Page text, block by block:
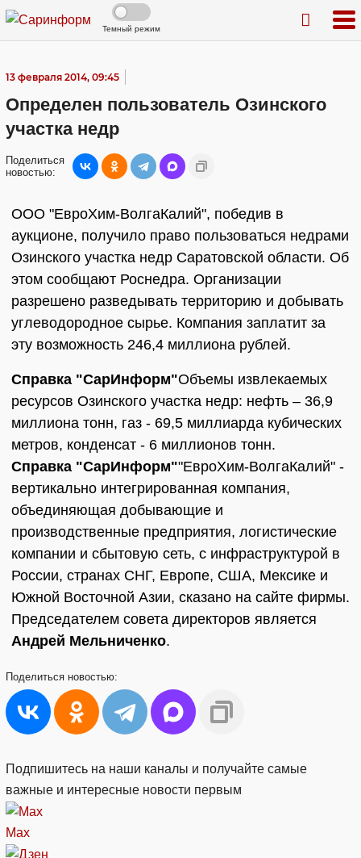
Темный режим
13 февраля 2014, 09:45
Определен пользователь Озинского
участка недр
Поделиться
новостью:
ООО "ЕвроХим-ВолгаКалий", победив в
аукционе, получило право пользоваться недрами
Озинского участка недр Саратовской области. Об
этом сообщают Роснедра. Организации
разрешено разведывать территорию и добывать
углеводородное сырье. Компания заплатит за
эту возможность 246,4 миллиона рублей.
Справка "СарИнформ"Объемы извлекаемых
ресурсов Озинского участка недр: нефть – 36,9
миллиона тонн, газ - 69,5 миллиарда кубических
метров, конденсат - 6 миллионов тонн.
Справка "СарИнформ""ЕвроХим-ВолгаКалий" -
вертикально интегрированная компания,
объединяющая добывающие и
производственные предприятия, логистические
компании и сбытовую сеть, с инфраструктурой в
России, странах СНГ, Европе, США, Мексике и
Южной Восточной Азии, сказано на сайте фирмы.
Председателем совета директоров является
Андрей Мельниченко.
Поделиться новостью:
Подпишитесь на наши каналы и получайте самые
важные и интересные новости первым
Max